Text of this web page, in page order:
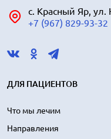
с. Красный Яр, ул.
+7 (967) 829-93-32
ДЛЯ ПАЦИЕНТОВ
Что мы лечим
Направления